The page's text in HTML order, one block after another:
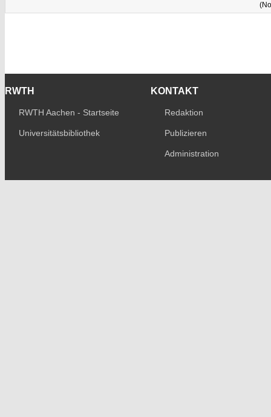
RWTH
RWTH Aachen - Startseite
Universitätsbibliothek
KONTAKT
Redaktion
Publizieren
Administration